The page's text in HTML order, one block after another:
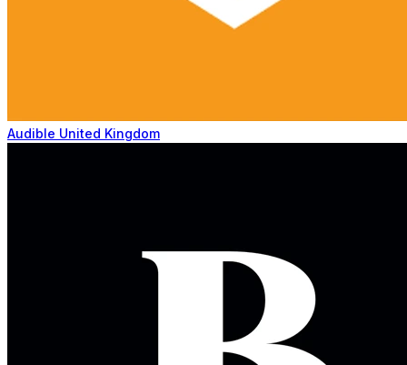
Audible United Kingdom